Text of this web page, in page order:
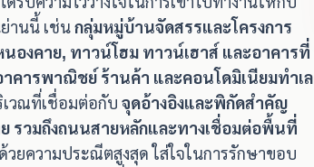
านนี้ เช่นกลุ่มหมู่บ้านจัดสรรและโครงการ
องคาย, ทาวน์โฮม ทาวน์เฮาส์ และอาคารที่
คารพาณิชย์ ร้านค้า และคอนโดมิเนียมทำเล
เวณที่เชื่อมต่อกับ จุดอ้างอิงและพิกัดสำคัญ
รวมถึงถนนสายหลักและทางเชื่อมต่อพื้นที่
วยความประณีตสูงสุด ใส่ใจในการรักษาขอบ